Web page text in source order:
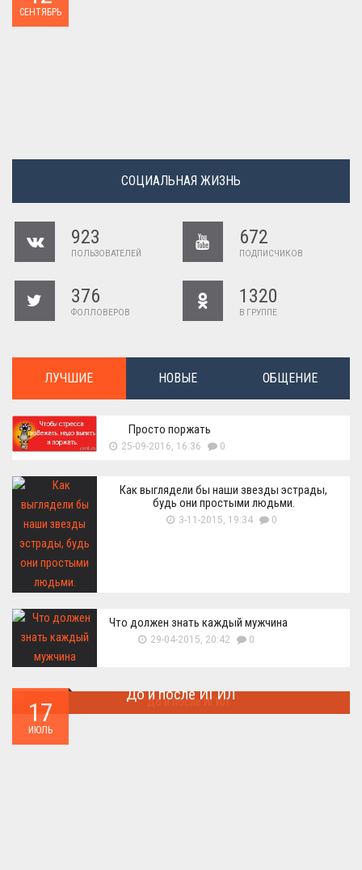
СЕНТЯБРЬ
СОЦИАЛЬНАЯ ЖИЗНЬ
923
ПОЛЬЗОВАТЕЛЕЙ
672
ПОДПИСЧИКОВ
376
ФОЛЛОВЕРОВ
1320
В ГРУППЕ
ЛУЧШИЕ НОВЫЕ ОБЩЕНИЕ
Просто поржать
25-09-2016, 16:36 0
Как выглядели бы наши звезды эстрады,
будь они простыми людьми.
3-11-2015, 19:34 0
Что должен знать каждый мужчина
29-04-2015, 20:42 0
17
ИЮЛЬ
До и после ИГИЛ